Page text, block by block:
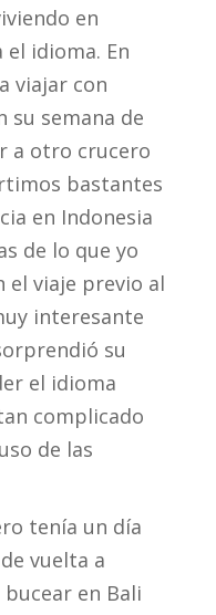
en
el idioma. En
viajar con
su semana de
a otro crucero
bastantes
en Indonesia
de lo que yo
el viaje previo al
interesante
su
el idioma
complicado
de las
tenía un día
vuelta a
en Bali